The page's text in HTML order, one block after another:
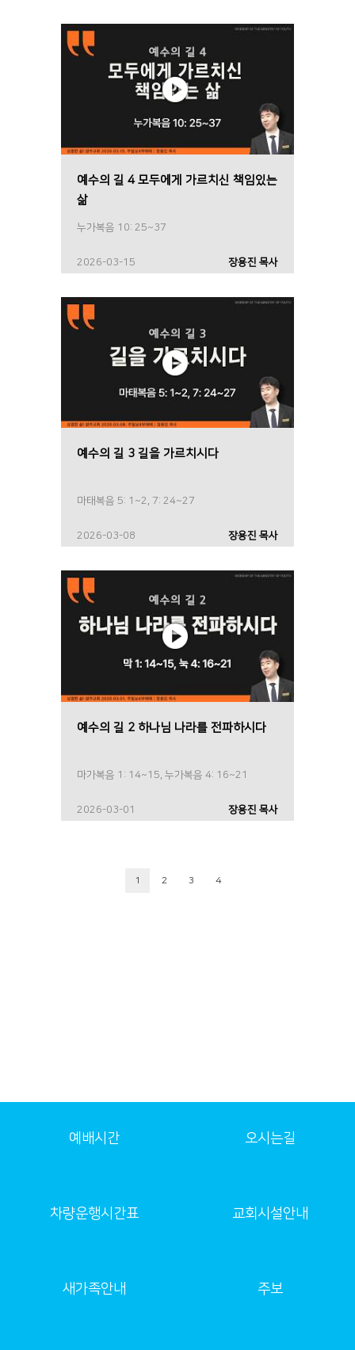
예수의 길 4 모두에게 가르치신 책임있는
삶
누가복음 10: 25~37
2026-03-15 장용진 목사
예수의 길 3 길을 가르치시다
마태복음 5: 1~2, 7: 24~27
2026-03-08 장용진 목사
예수의 길 2 하나님 나라를 전파하시다
마가복음 1: 14~15, 누가복음 4: 16~21
2026-03-01 장용진 목사
1 2 3 4
예배시간 오시는길
차량운행시간표 교회시설안내
새가족안내 주보